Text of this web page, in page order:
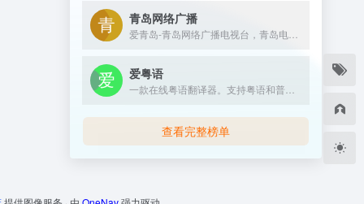
青岛网络广播
爱粤语
查看完整榜单